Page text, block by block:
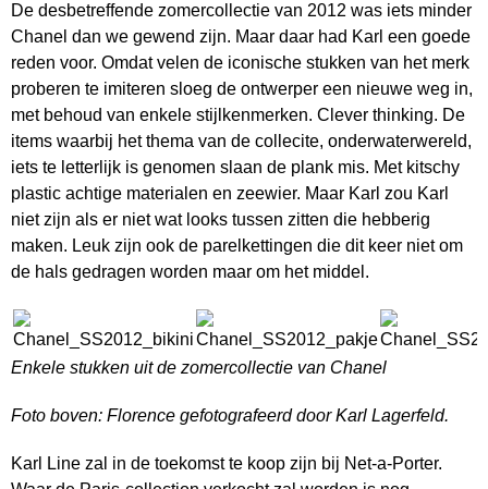
De desbetreffende zomercollectie van 2012 was iets minder
Chanel dan we gewend zijn. Maar daar had Karl een goede
reden voor. Omdat velen de iconische stukken van het merk
proberen te imiteren sloeg de ontwerper een nieuwe weg in,
met behoud van enkele stijlkenmerken. Clever thinking. De
items waarbij het thema van de collecite, onderwaterwereld,
iets te letterlijk is genomen slaan de plank mis. Met kitschy
plastic achtige materialen en zeewier. Maar Karl zou Karl
niet zijn als er niet wat looks tussen zitten die hebberig
maken. Leuk zijn ook de parelkettingen die dit keer niet om
de hals gedragen worden maar om het middel.
Enkele stukken uit de zomercollectie van Chanel
Foto boven: Florence gefotografeerd door Karl Lagerfeld.
Karl Line zal in de toekomst te koop zijn bij Net-a-Porter.